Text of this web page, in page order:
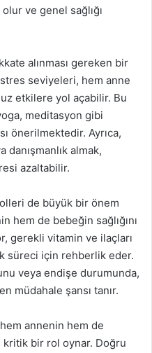
ve genel sağlığı
alınması gereken bir
seviyeleri, hem anne
etkilere yol açabilir. Bu
meditasyon gibi
önerilmektedir. Ayrıca,
danışmanlık almak,
azaltabilir.
de büyük bir önem
hem de bebeğin sağlığını
gerekli vitamin ve ilaçları
süreci için rehberlik eder.
veya endişe durumunda,
müdahale şansı tanır.
annenin hem de
kritik bir rol oynar. Doğru